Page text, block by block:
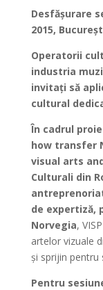
Desfășurare
2015,
Operatorii
industria
invitați să
cultural
În cadrul
how transfer
visual arts
Culturali din
de expertiză,
Norvegia,
artelor vizuale
și sprijin pentru
Pentru